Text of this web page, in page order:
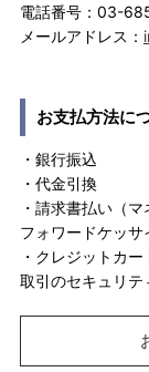
電話番号：03-
メールアドレス：
お支払方法に
・銀行振込
・代金引換
・請求書払い（
フォワードケッサ
・クレジットカ
取引のセキュリテ